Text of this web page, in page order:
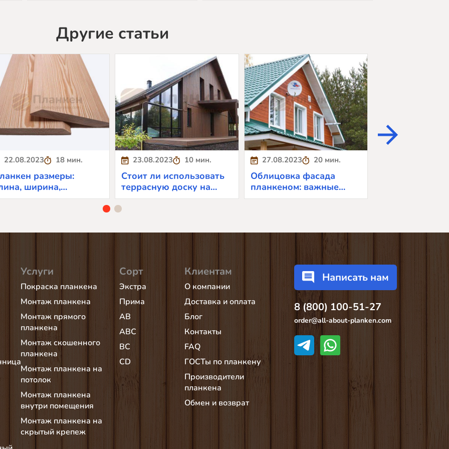
Другие статьи
22.08.2023 18 мин.
размеры:
ширина,
сорта и виды
23.08.2023 10 мин.
Стоит ли использовать
террасную доску на
фасадах или выбрать
другой вариант
27.08.2023 20 мин.
Облицовка фасада
планкеном: важные
аспекты и особенности
Услуги
Покраска планкена
Монтаж планкена
Монтаж прямого
планкена
Монтаж скошенного
планкена
Монтаж планкена на
потолок
Монтаж планкена
внутри помещения
Монтаж планкена на
скрытый крепеж
Сорт
Экстра
Прима
AB
АВС
BC
CD
Клиентам
О компании
Доставка и оплата
Блог
Контакты
FAQ
ГОСТы по планкену
Производители
планкена
Обмен и возврат
Написать нам
8 (800) 100-51-27
order@all-about-planken.com